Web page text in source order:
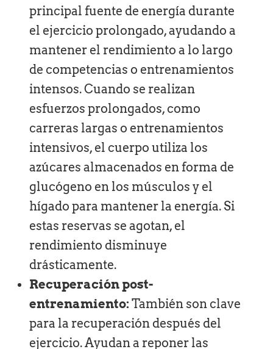
principal fuente de energía durante
el ejercicio prolongado, ayudando a
mantener el rendimiento a lo largo
de competencias o entrenamientos
intensos. Cuando se realizan
esfuerzos prolongados, como
carreras largas o entrenamientos
intensivos, el cuerpo utiliza los
azúcares almacenados en forma de
glucógeno en los músculos y el
hígado para mantener la energía. Si
estas reservas se agotan, el
rendimiento disminuye
drásticamente.
Recuperación post-
entrenamiento:También son clave
para la recuperación después del
ejercicio. Ayudan a reponer las